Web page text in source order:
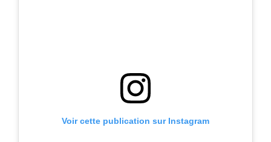
Voir cette publication sur Instagram